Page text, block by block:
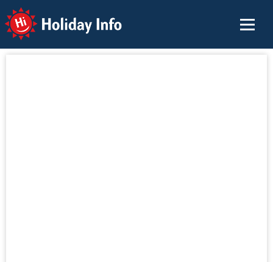
Holiday Info